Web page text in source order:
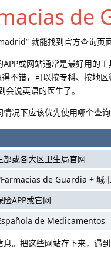
de
就能找到官方查询页面
或网站通常是最好用的
不错，可以按专科、按地
会说英语的医生了。
况下应该优先使用哪个查询
部或各大区卫生局官网
de Guardia + 城
APP或官网
de Medicamentos
。把这些网站存下来，遇